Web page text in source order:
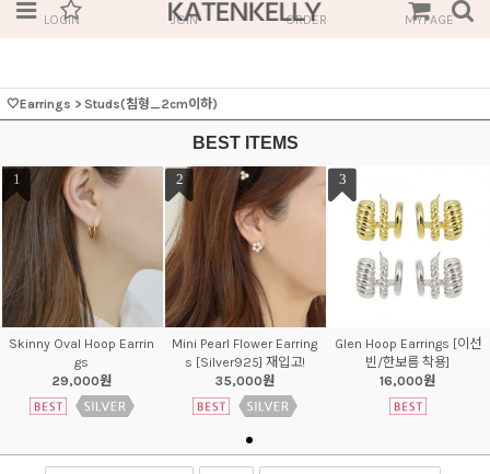
LOGIN JOIN ORDER MYPAGE
🤍Earrings > Studs(침형_2cm이하)
BEST ITEMS
1
Skinny Oval Hoop Earrin
gs
29,000원
2
Mini Pearl Flower Earring
s [Silver925] 재입고!
35,000원
3
Glen Hoop Earrings [이선
빈/한보름 착용]
16,000원